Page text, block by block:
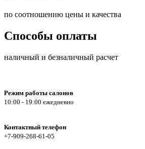
по соотношению цены и качества
Способы оплаты
наличный и безналичный расчет
Режим работы салонов
10:00 - 19:00 ежедневно
Контактный телефон
+7-909-268-61-05